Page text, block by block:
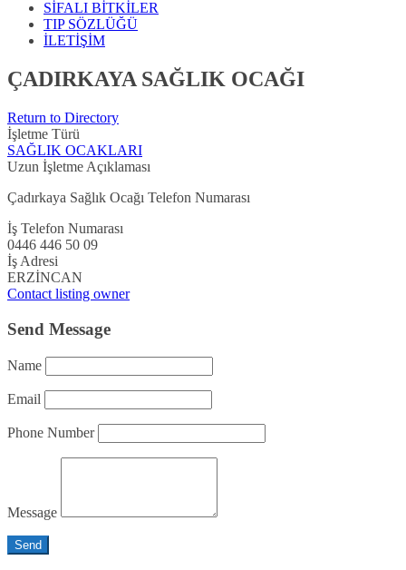
SİFALI BİTKİLER
TIP SÖZLÜĞÜ
İLETİŞİM
ÇADIRKAYA SAĞLIK OCAĞI
Return to Directory
İşletme Türü
SAĞLIK OCAKLARI
Uzun İşletme Açıklaması
Çadırkaya Sağlık Ocağı Telefon Numarası
İş Telefon Numarası
0446 446 50 09
İş Adresi
ERZİNCAN
Contact listing owner
Send Message
Name
Email
Phone Number
Message